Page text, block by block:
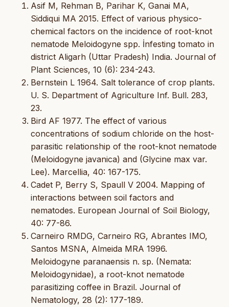
Asif M, Rehman B, Parihar K, Ganai MA,
Siddiqui MA 2015. Effect of various physico-
chemical factors on the incidence of root-knot
nematode Meloidogyne spp. İnfesting tomato in
district Aligarh (Uttar Pradesh) India. Journal of
Plant Sciences, 10 (6): 234-243.
Bernstein L 1964. Salt tolerance of crop plants.
U. S. Department of Agriculture Inf. Bull. 283,
23.
Bird AF 1977. The effect of various
concentrations of sodium chloride on the host-
parasitic relationship of the root-knot nematode
(Meloidogyne javanica) and (Glycine max var.
Lee). Marcellia, 40: 167-175.
Cadet P, Berry S, Spaull V 2004. Mapping of
interactions between soil factors and
nematodes. European Journal of Soil Biology,
40: 77-86.
Carneiro RMDG, Carneiro RG, Abrantes IMO,
Santos MSNA, Almeida MRA 1996.
Meloidogyne paranaensis n. sp. (Nemata:
Meloidogynidae), a root-knot nematode
parasitizing coffee in Brazil. Journal of
Nematology, 28 (2): 177-189.